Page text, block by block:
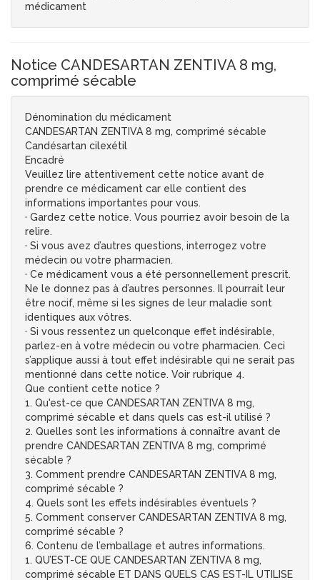
médicament
Notice CANDESARTAN ZENTIVA 8 mg,
comprimé sécable
Dénomination du médicament
CANDESARTAN ZENTIVA 8 mg, comprimé sécable
Candésartan cilexétil
Encadré
Veuillez lire attentivement cette notice avant de
prendre ce médicament car elle contient des
informations importantes pour vous.
· Gardez cette notice. Vous pourriez avoir besoin de la
relire.
· Si vous avez d’autres questions, interrogez votre
médecin ou votre pharmacien.
· Ce médicament vous a été personnellement prescrit.
Ne le donnez pas à d’autres personnes. Il pourrait leur
être nocif, même si les signes de leur maladie sont
identiques aux vôtres.
· Si vous ressentez un quelconque effet indésirable,
parlez-en à votre médecin ou votre pharmacien. Ceci
s’applique aussi à tout effet indésirable qui ne serait pas
mentionné dans cette notice. Voir rubrique 4.
Que contient cette notice ?
1. Qu'est-ce que CANDESARTAN ZENTIVA 8 mg,
comprimé sécable et dans quels cas est-il utilisé ?
2. Quelles sont les informations à connaître avant de
prendre CANDESARTAN ZENTIVA 8 mg, comprimé
sécable ?
3. Comment prendre CANDESARTAN ZENTIVA 8 mg,
comprimé sécable ?
4. Quels sont les effets indésirables éventuels ?
5. Comment conserver CANDESARTAN ZENTIVA 8 mg,
comprimé sécable ?
6. Contenu de l’emballage et autres informations.
1. QU’EST-CE QUE CANDESARTAN ZENTIVA 8 mg,
comprimé sécable ET DANS QUELS CAS EST-IL UTILISE